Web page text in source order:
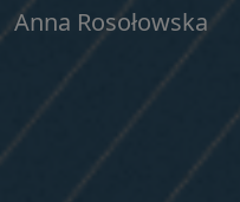
Anna Rosołowska